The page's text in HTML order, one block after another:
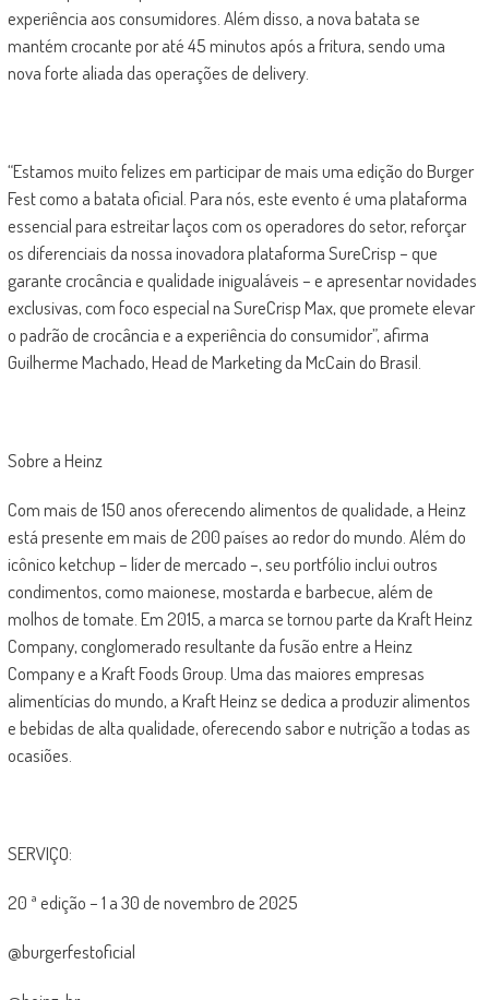
experiência aos consumidores. Além disso, a nova batata se
mantém crocante por até 45 minutos após a fritura, sendo uma
nova forte aliada das operações de delivery.
“Estamos muito felizes em participar de mais uma edição do Burger
Fest como a batata oficial. Para nós, este evento é uma plataforma
essencial para estreitar laços com os operadores do setor, reforçar
os diferenciais da nossa inovadora plataforma SureCrisp – que
garante crocância e qualidade inigualáveis – e apresentar novidades
exclusivas, com foco especial na SureCrisp Max, que promete elevar
o padrão de crocância e a experiência do consumidor”, afirma
Guilherme Machado, Head de Marketing da McCain do Brasil.
Sobre a Heinz
Com mais de 150 anos oferecendo alimentos de qualidade, a Heinz
está presente em mais de 200 países ao redor do mundo. Além do
icônico ketchup – líder de mercado –, seu portfólio inclui outros
condimentos, como maionese, mostarda e barbecue, além de
molhos de tomate. Em 2015, a marca se tornou parte da Kraft Heinz
Company, conglomerado resultante da fusão entre a Heinz
Company e a Kraft Foods Group. Uma das maiores empresas
alimentícias do mundo, a Kraft Heinz se dedica a produzir alimentos
e bebidas de alta qualidade, oferecendo sabor e nutrição a todas as
ocasiões.
SERVIÇO:
20 ª edição – 1 a 30 de novembro de 2025
@burgerfestoficial